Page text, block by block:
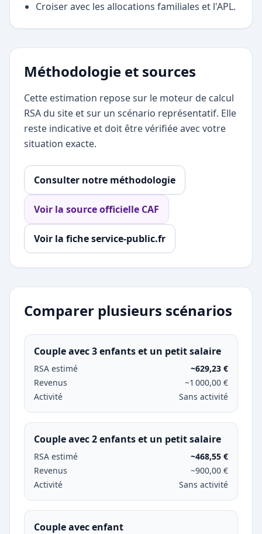
Croiser avec les allocations familiales et l'APL.
Méthodologie et sources
Cette estimation repose sur le moteur de calcul
RSA du site et sur un scénario représentatif. Elle
reste indicative et doit être vérifiée avec votre
situation exacte.
Consulter notre méthodologie
Voir la source officielle CAF
Voir la fiche service-public.fr
Comparer plusieurs scénarios
Couple avec 3 enfants et un petit salaire
RSA estimé
~629,23 €
Revenus
~1 000,00 €
Activité
Sans activité
Couple avec 2 enfants et un petit salaire
RSA estimé
~468,55 €
Revenus
~900,00 €
Activité
Sans activité
Couple avec enfant